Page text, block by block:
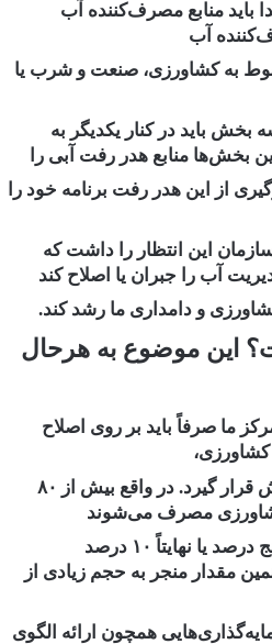
باید منابع مصرف‌کننده آب
آب
به کشاورزی، صنعت و شرب یا
بخش باید در کنار یکدیگر به
بخش‌ها منابع هدر رفت آبی را
از این هدر رفت برنامه خود را
این انتظار را داشت که
آب را جبران یا اصلاح کند
و دامداری ما رشد کند.
این موضوع به هرحال
ما صرفاً باید بر روی اصلاح
به‌عنوان پرمصرف‌ترین بخش قرار گیرد. در واقع بیش از ۸۰
مصرف می‌شوند
و اگر در این بخش بتوانیم پنج درصد یا نهایتاً ۱۰ درصد
مقدار منجر به حجم زیادی از
همچون ارائه الگوی